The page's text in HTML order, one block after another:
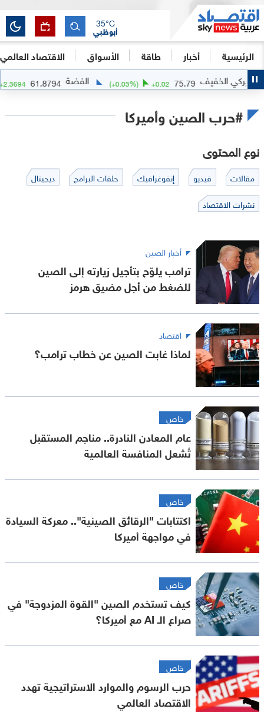
الرئيسية أخبار طاقة الأسواق الاقتصاد العالمي
أبوظبي
35°C
75.79
+0.02
+0.03%) الفضة 61.8794
+ 2.3694
(+3.98%)
#حرب الصين وأميركا
نوع المحتوى
مقالات فيديو إنفوغرافيك حلقات البرامج
ديجيتال
نشرات الاقتصاد
أخبار الصين
ترامب يلوّح بتأجيل زيارته إلى الصين
للضغط من أجل مضيق هرمز
اقتصاد
لماذا غابت الصين عن خطاب ترامب؟
خاص
عام المعادن النادرة.. مناجم المستقبل
تُشعل المنافسة العالمية
خاص
اكتتابات "الرقائق الصينية".. معركة السيادة
في مواجهة أميركا
خاص
كيف تستخدم الصين "القوة المزدوجة" في
صراع الـ AI مع أميركا؟
خاص
حرب الرسوم والموارد الاستراتيجية تهدد
الاقتصاد العالمي